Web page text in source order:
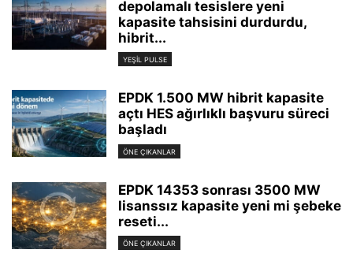
depolamalı tesislere yeni
kapasite tahsisini durdurdu,
hibrit...
YEŞIL PULSE
EPDK 1.500 MW hibrit kapasite
açtı HES ağırlıklı başvuru süreci
başladı
ÖNE ÇIKANLAR
EPDK 14353 sonrası 3500 MW
lisanssız kapasite yeni mi şebeke
reseti...
ÖNE ÇIKANLAR